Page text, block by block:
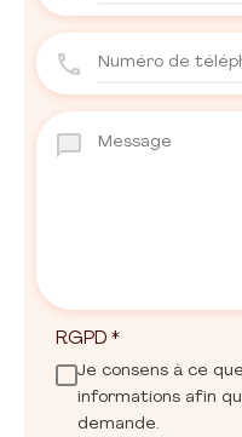
RGPD *
Je consens à ce
informations afin
demande.